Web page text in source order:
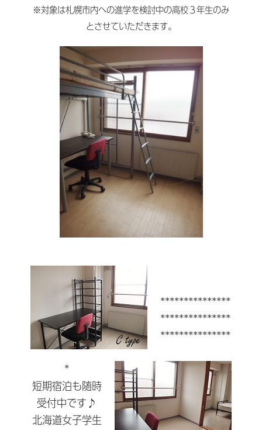
※対象は札幌市内への進学を検討中の高校３年生のみ
とさせていただきます。
***************
***************
***************
*
短期宿泊も随時
受付中です♪
北海道女子学生